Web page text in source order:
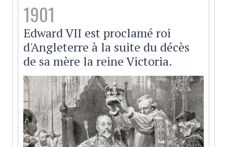
1901
Edward VII est proclamé roi
d'Angleterre à la suite du décès
de sa mère la reine Victoria.